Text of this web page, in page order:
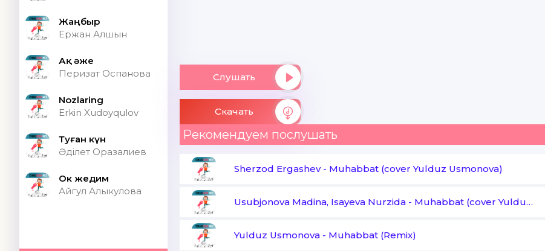
Жаңбыр
Ержан Алшын
Ақ әже
Перизат Оспанова
Nozlaring
Erkin Xudoyqulov
Туған күн
Әділет Оразалиев
Ок жедим
Айгул Алыкулова
Слушать
Скачать
Рекомендуем послушать
Sherzod Ergashev- Muhabbat (cover Yulduz Usmonova)
Usubjonova Madina, Isayeva Nurzida - Muhabbat (cover Yulduz Usmonova)
Yulduz Usmonova - Muhabbat (Remix)